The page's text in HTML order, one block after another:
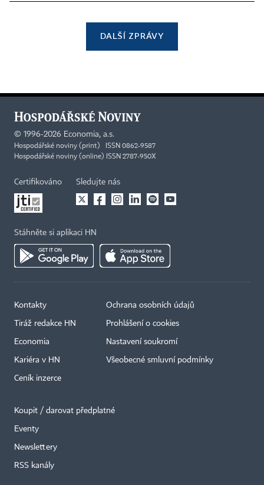
DALŠÍ ZPRÁVY
© 1996-2026 Economia, a.s.
Hospodářské noviny (print) ISSN 0862-9587
Hospodářské noviny (online) ISSN 2787-950X
Certifikováno Sledujte nás
Stáhněte si aplikaci HN
Kontakty
Tiráž redakce HN
Economia
Kariéra v HN
Ceník inzerce
Ochrana osobních údajů
Prohlášení o cookies
Nastavení soukromí
Všeobecné smluvní podmínky
Koupit / darovat předplatné
Eventy
Newslettery
RSS kanály